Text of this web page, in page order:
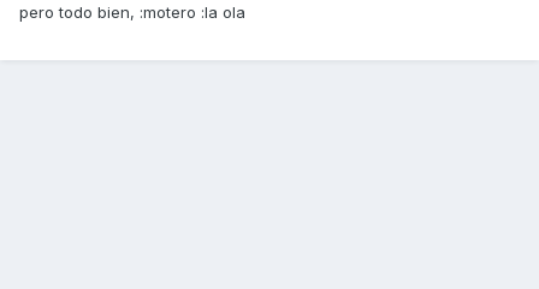
pero todo bien, :motero :la ola